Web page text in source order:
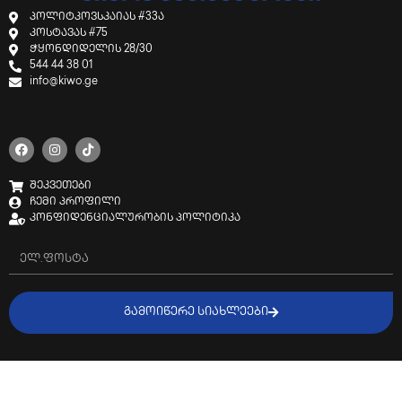
პოლიტკოვსკაიას #33ა
კოსტავას #75
ჭყონდიდელის 28/30
544 44 38 01
info@kiwo.ge
შეკვეთები
ჩემი პროფილი
კონფიდენციალურობის პოლიტიკა
ᲒᲐᲛᲝᲘᲬᲔᲠᲔ ᲡᲘᲐᲮᲚᲔᲔᲑᲘ